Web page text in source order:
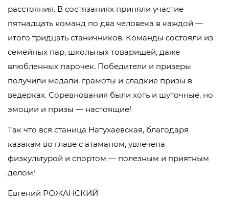
расстояния. В состязаниях приняли участие
пятнадцать команд по два человека в каждой —
итого тридцать станичников. Команды состояли из
семейных пар, школьных товарищей, даже
влюбленных парочек. Победители и призеры
получили медали, грамоты и сладкие призы в
ведерках. Соревнования были хоть и шуточные, но
эмоции и призы — настоящие!
Так что вся станица Натухаевская, благодаря
казакам во главе с атаманом, увлечена
физкультурой и спортом — полезным и приятным
делом!
Евгений РОЖАНСКИЙ